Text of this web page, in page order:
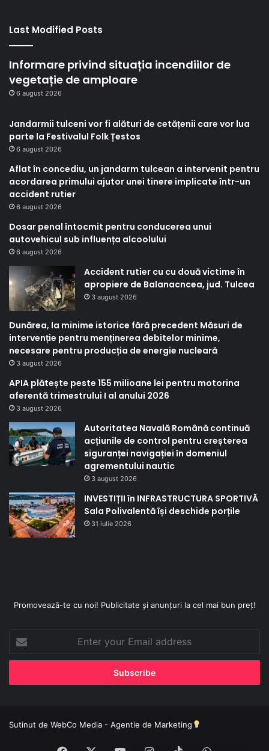
Last Modified Posts
Informare privind situația incendiilor de
vegetație de amploare
6 august 2026
Jandarmii tulceni vor fi alături de cetățenii care vor lua
parte la Festivalul Folk Țestos
6 august 2026
Aflat în concediu, un jandarm tulcean a intervenit pentru
acordarea primului ajutor unei tinere implicate într-un
accident rutier
6 august 2026
Dosar penal întocmit pentru conducerea unui
autovehicul sub influența alcoolului
6 august 2026
Accident rutier cu cu două victime în
apropiere de Balanacncea, jud. Tulcea
3 august 2026
Dunărea, la minime istorice fără precedent Măsuri de
intervenție pentru menținerea debitelor minime,
necesare pentru producția de energie nucleară
3 august 2026
APIA plătește peste 155 milioane lei pentru motorina
aferentă trimestrului I al anului 2026
3 august 2026
Autoritatea Navală Română continuă
acțiunile de control pentru creșterea
siguranței navigației în domeniul
agrementului nautic
3 august 2026
INVESTIȚII în INFRASTRUCTURA SPORTIVĂ
Sala Polivalentă își deschide porțile
31 iulie 2026
Promovează-te cu noi! Publicitate și anunțuri la cel mai bun preț!
your
Email
Sutinut de WebCo Media - Agentie de Marketing